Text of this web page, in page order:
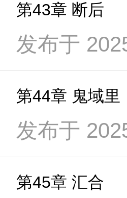
第43章 断后
发布于
第44章 鬼域里
发布于
第45章 汇合